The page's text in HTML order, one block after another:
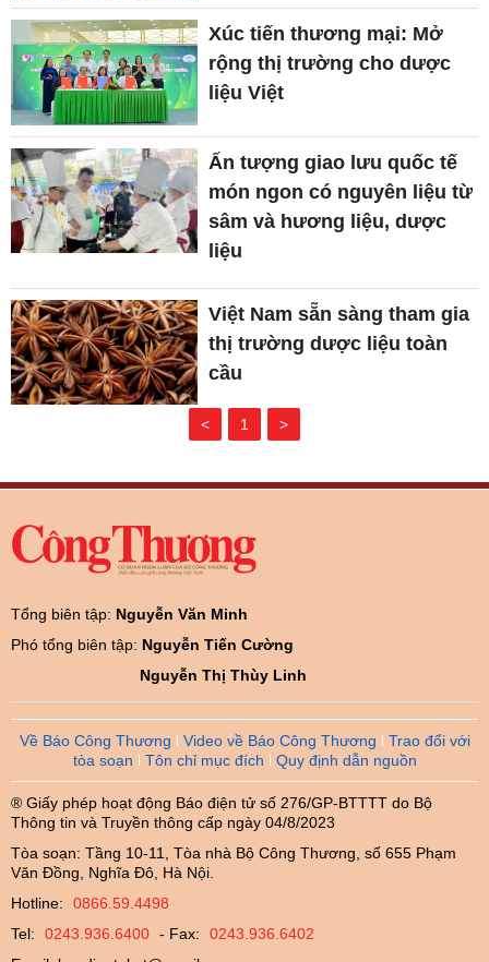
Xúc tiến thương mại: Mở
rộng thị trường cho dược
liệu Việt
Ấn tượng giao lưu quốc tế
món ngon có nguyên liệu từ
sâm và hương liệu, dược
liệu
Việt Nam sẵn sàng tham gia
thị trường dược liệu toàn
cầu
< 1 >
Tổng biên tập: Nguyễn Văn Minh
Phó tổng biên tập: Nguyễn Tiến Cường
Nguyễn Thị Thùy Linh
Về Báo Công Thương Video về Báo Công Thương
Trao đổi với
tòa soạn
Tôn chỉ mục đích Quy định dẫn nguồn
® Giấy phép hoạt động Báo điện tử số 276/GP-BTTTT do Bộ
Thông tin và Truyền thông cấp ngày 04/8/2023
Tòa soạn: Tầng 10-11, Tòa nhà Bộ Công Thương, số 655 Phạm
Văn Đồng, Nghĩa Đô, Hà Nội.
Hotline:
0866.59.4498
Tel:
0243.936.6400 - Fax:
0243.936.6402